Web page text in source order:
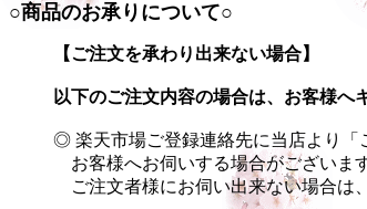
○商品のお承りについて○
【ご注文を承わり出来ない場合】
以下のご注文内容の場合は、お客様へ
◎ 楽天市場ご登録連絡先に当店より「
お客様へお伺いする場合がございます
ご注文者様にお伺い出来ない場合は